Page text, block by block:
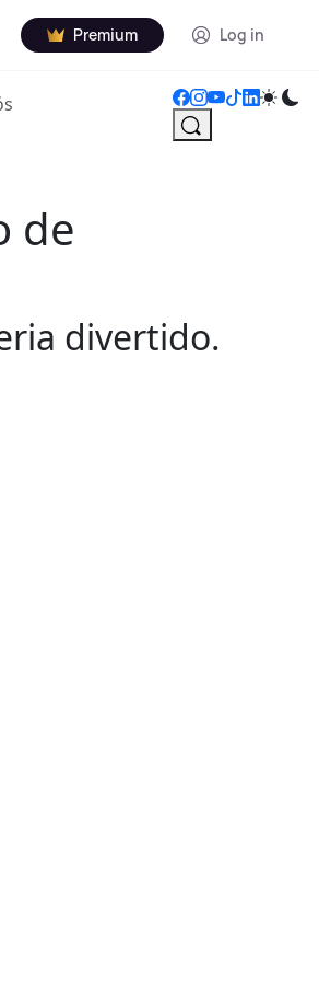
Premium Log in
de
divertido.